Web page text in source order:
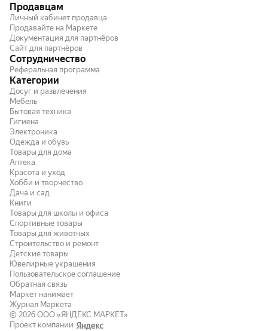
Продавцам
Личный кабинет продавца
Продавайте на Маркете
Документация для партнёров
Сайт для партнёров
Сотрудничество
Реферальная программа
Категории
Досуг и развлечения
Мебель
Бытовая техника
Гигиена
Электроника
Одежда и обувь
Товары для дома
Аптека
Красота и уход
Хобби и творчество
Дача и сад
Книги
Товары для школы и офиса
Спортивные товары
Товары для животных
Строительство и ремонт
Детские товары
Ювелирные украшения
Пользовательское соглашение
Обратная связь
Маркет нанимает
Журнал Маркета
© 2026 ООО «ЯНДЕКС МАРКЕТ»
Проект компании